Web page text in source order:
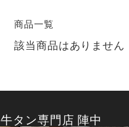
商品一覧
該当商品はありません
牛タン専門店 陣中